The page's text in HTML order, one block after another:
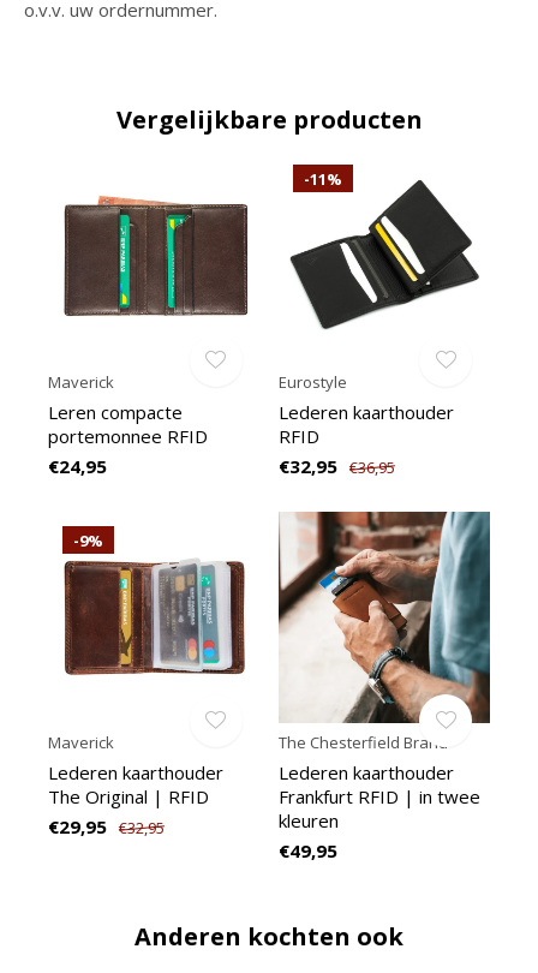
o.v.v. uw ordernummer.
Vergelijkbare producten
Maverick
Leren compacte
portemonnee RFID
€24,95
-11%
Eurostyle
Lederen kaarthouder
RFID
€32,95 €36,95
-9%
Maverick
Lederen kaarthouder
The Original | RFID
€29,95 €32,95
The Chesterfield Brand
Lederen kaarthouder
Frankfurt RFID | in twee
kleuren
€49,95
Anderen kochten ook